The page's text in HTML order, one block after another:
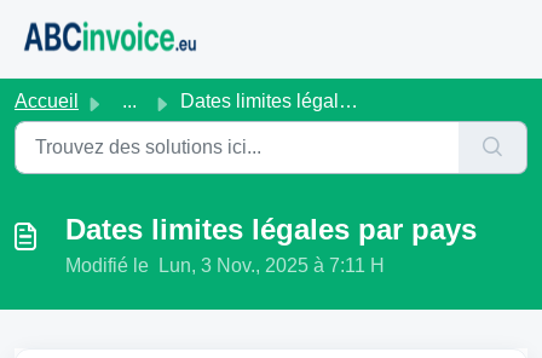
Accueil ... Dates limites légales par pays
Dates limites légales par pays
Modifié le Lun, 3 Nov., 2025 à 7:11 H